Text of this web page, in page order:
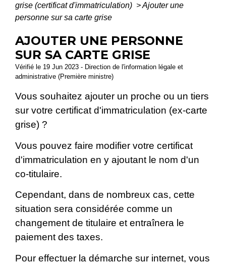
grise (certificat d'immatriculation) >Ajouter une
personne sur sa carte grise
AJOUTER UNE PERSONNE
SUR SA CARTE GRISE
Vérifié le 19 Jun 2023 - Direction de l'information légale et
administrative (Première ministre)
Vous souhaitez ajouter un proche ou un tiers
sur votre certificat d'immatriculation (ex-carte
grise) ?
Vous pouvez faire modifier votre certificat
d'immatriculation en y ajoutant le nom d'un
co-titulaire.
Cependant, dans de nombreux cas, cette
situation sera considérée comme un
changement de titulaire et entraînera le
paiement des taxes.
Pour effectuer la démarche sur internet, vous